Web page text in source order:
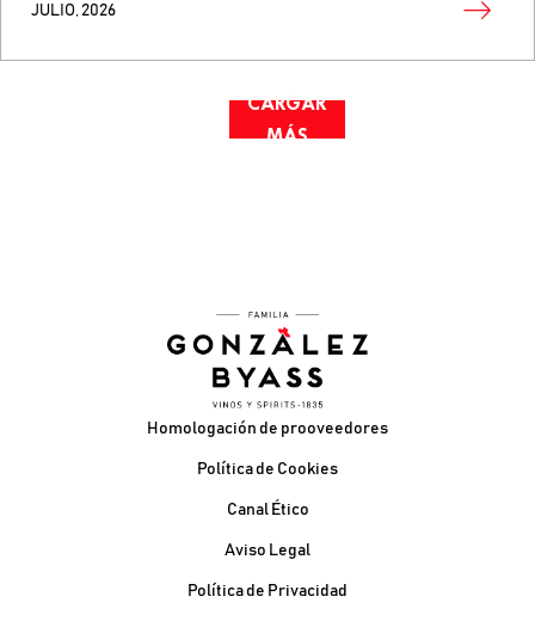
JULIO, 2026
CARGAR
MÁS
Pie de páginaHomologación de prooveedores
Política de Cookies
Canal Ético
Aviso Legal
Política de Privacidad